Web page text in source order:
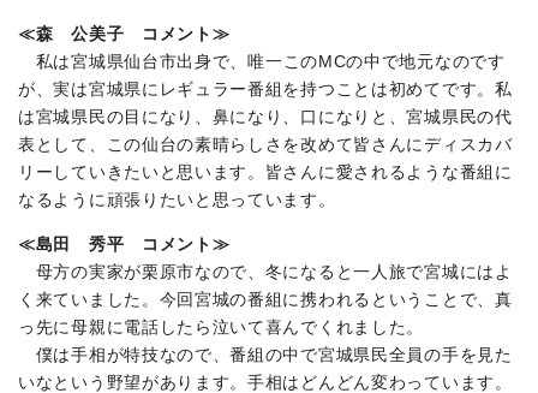
≪森 公美子 コメント≫
私は宮城県仙台市出身で、唯一このMCの中で地元なのです
が、実は宮城県にレギュラー番組を持つことは初めてです。私
は宮城県民の目になり、鼻になり、口になりと、宮城県民の代
表として、この仙台の素晴らしさを改めて皆さんにディスカバ
リーしていきたいと思います。皆さんに愛されるような番組に
なるように頑張りたいと思っています。
≪島田 秀平 コメント≫
母方の実家が栗原市なので、冬になると一人旅で宮城にはよ
く来ていました。今回宮城の番組に携われるということで、真
っ先に母親に電話したら泣いて喜んでくれました。
僕は手相が特技なので、番組の中で宮城県民全員の手を見た
いなという野望があります。手相はどんどん変わっています。